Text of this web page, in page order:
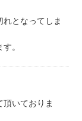
となってしま
。
いておりま